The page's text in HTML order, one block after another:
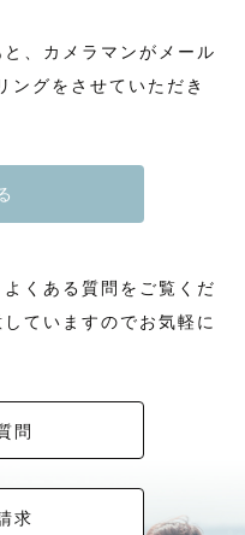
、カメラマンがメール
ングをさせていただき
くある質問をご覧くだ
ていますのでお気軽に
問
求